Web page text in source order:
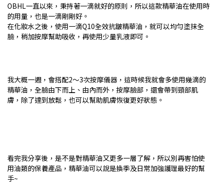
OBHL一直以來，秉持著一滴就好的原則，所以這款精華油在使用時
的用量，也是一滴剛剛好。
在化妝水之後，使用一滴Q10全效抗皺精華油，就可以均勻塗抹全
臉，稍加按摩幫助吸收，再使用少量乳液即可。
我大概一週，會搭配2～3次按摩儀器，這時候我就會多使用幾滴的
精華油，全臉由下而上、由內而外，按摩臉部，還會帶到頸部肌
膚，除了達到放鬆，也可以幫助肌膚恢復更好狀態。
看完我分享後，是不是對精華油又更多一層了解，所以別再害怕使
用油類的保養產品，精華油可以說是換季及日常加強護理最好的幫
手~